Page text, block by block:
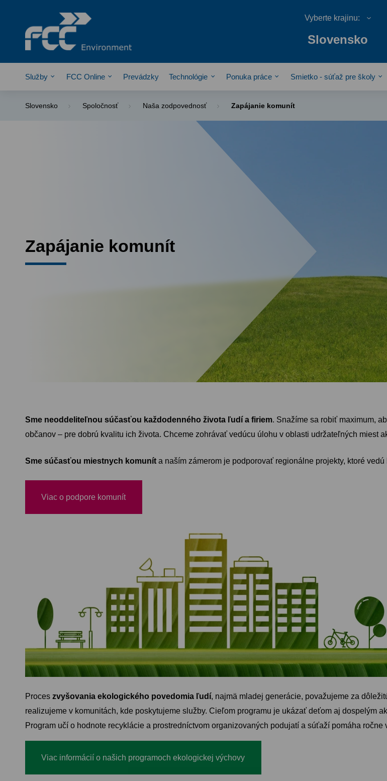
Slovensko
Služby FCC Online Prevádzky Technológie Ponuka práce Smietko - súťaž pre školy
Slovensko Spoločnosť Naša zodpovednosť Zapájanie komunít
Zapájanie komunít
Sme neoddeliteľnou súčasťou každodenného života ľudí a firiem. Snažíme sa robiť maximum,
občanov – pre dobrú kvalitu ich života. Chceme zohrávať vedúcu úlohu v oblasti udržateľných miest
Sme súčasťou miestnych komunít a naším zámerom je podporovať regionálne projekty, ktoré
Viac o podpore komunít
Proces zvyšovania ekologického povedomia ľudí, najmä mladej generácie, považujeme za
realizujeme v komunitách, kde poskytujeme služby. Cieľom programu je ukázať deťom aj dospelým
Program učí o hodnote recyklácie a prostredníctvom organizovaných podujatí a súťaží pomáha
Viac informácií o našich programoch ekologickej výchovy